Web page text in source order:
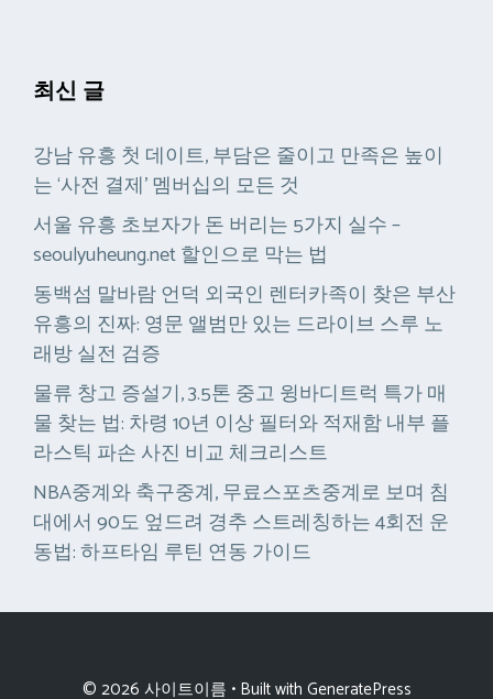
최신 글
강남 유흥 첫 데이트, 부담은 줄이고 만족은 높이
는 ‘사전 결제’ 멤버십의 모든 것
서울 유흥 초보자가 돈 버리는 5가지 실수 –
seoulyuheung.net 할인으로 막는 법
동백섬 말바람 언덕 외국인 렌터카족이 찾은 부산
유흥의 진짜: 영문 앨범만 있는 드라이브 스루 노
래방 실전 검증
물류 창고 증설기, 3.5톤 중고 윙바디트럭 특가 매
물 찾는 법: 차령 10년 이상 필터와 적재함 내부 플
라스틱 파손 사진 비교 체크리스트
NBA중계와 축구중계, 무료스포츠중계로 보며 침
대에서 90도 엎드려 경추 스트레칭하는 4회전 운
동법: 하프타임 루틴 연동 가이드
© 2026 사이트이름 • Built with GeneratePress